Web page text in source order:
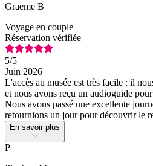
Graeme B
Voyage en couple
Réservation vérifiée
5/5
Juin 2026
L'accès au musée est très facile : il
et nous avons reçu un audioguide
Nous avons passé une excellente
retournions un jour pour découvrir le
En savoir plus
P